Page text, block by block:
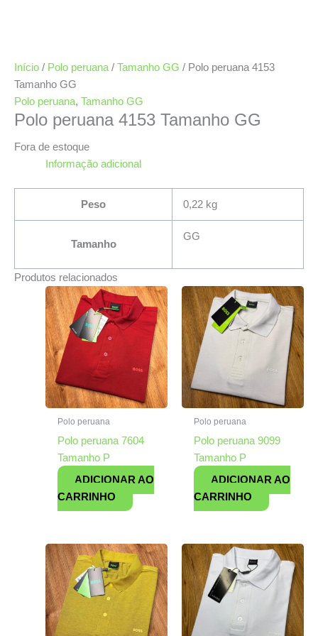
Início / Polo peruana / Tamanho GG / Polo peruana 4153
Tamanho GG
Polo peruana, Tamanho GG
Polo peruana 4153 Tamanho GG
Fora de estoque
Informação adicional
Peso 0,22 kg
Tamanho
GG
Produtos relacionados
Polo peruana
Polo peruana 7604
Tamanho P
ADICIONAR AO
CARRINHO
Polo peruana
Polo peruana 9099
Tamanho P
ADICIONAR AO
CARRINHO